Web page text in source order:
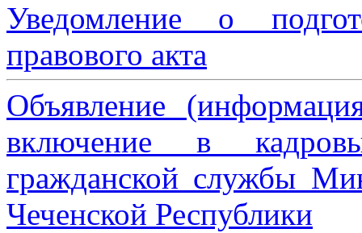
Уведомление о
правового акта
Объявление
включение в
гражданской службы
Чеченской Республики